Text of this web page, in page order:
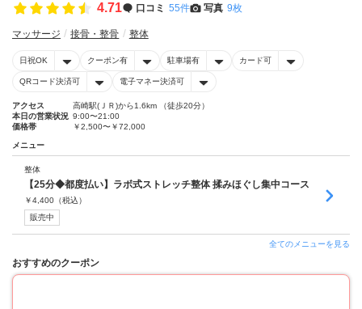
4.71 口コミ 55件 写真 9枚
マッサージ 接骨・整骨 整体
日祝OK クーポン有 駐車場有 カード可
QRコード決済可 電子マネー決済可
アクセス
高崎駅(ＪＲ)から1.6km （徒歩20分）
本日の営業状況 9:00〜21:00
価格帯
￥2,500〜￥72,000
メニュー
整体
【25分◆都度払い】ラボ式ストレッチ整体 揉みほぐし集中コース
￥4,400 （税込）
販売中
全てのメニューを見る
おすすめのクーポン